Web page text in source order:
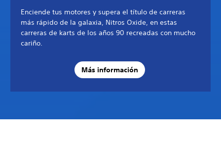
Enciende tus motores y supera el título de carreras
más rápido de la galaxia, Nitros Oxide, en estas
carreras de karts de los años 90 recreadas con mucho
cariño.
Más información